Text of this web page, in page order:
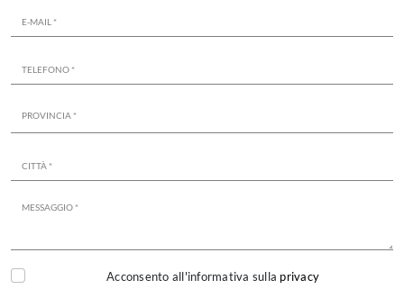
Acconsento all'informativa sulla privacy